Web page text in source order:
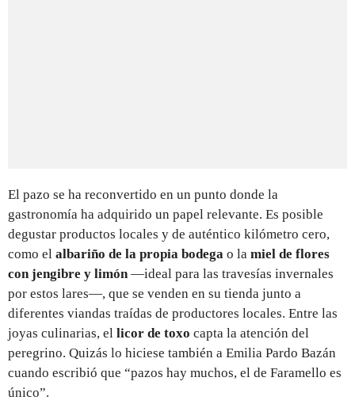
El pazo se ha reconvertido en un punto donde la
gastronomía ha adquirido un papel relevante. Es posible
degustar productos locales y de auténtico kilómetro cero,
como el albariño de la propia bodega o la miel de flores
con jengibre y limón —ideal para las travesías invernales
por estos lares—, que se venden en su tienda junto a
diferentes viandas traídas de productores locales. Entre las
joyas culinarias, el licor de toxo capta la atención del
peregrino. Quizás lo hiciese también a Emilia Pardo Bazán
cuando escribió que “pazos hay muchos, el de Faramello es
único”.